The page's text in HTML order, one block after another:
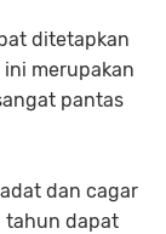
ditetapkan
ini merupakan
pantas
dan cagar
tahun dapat